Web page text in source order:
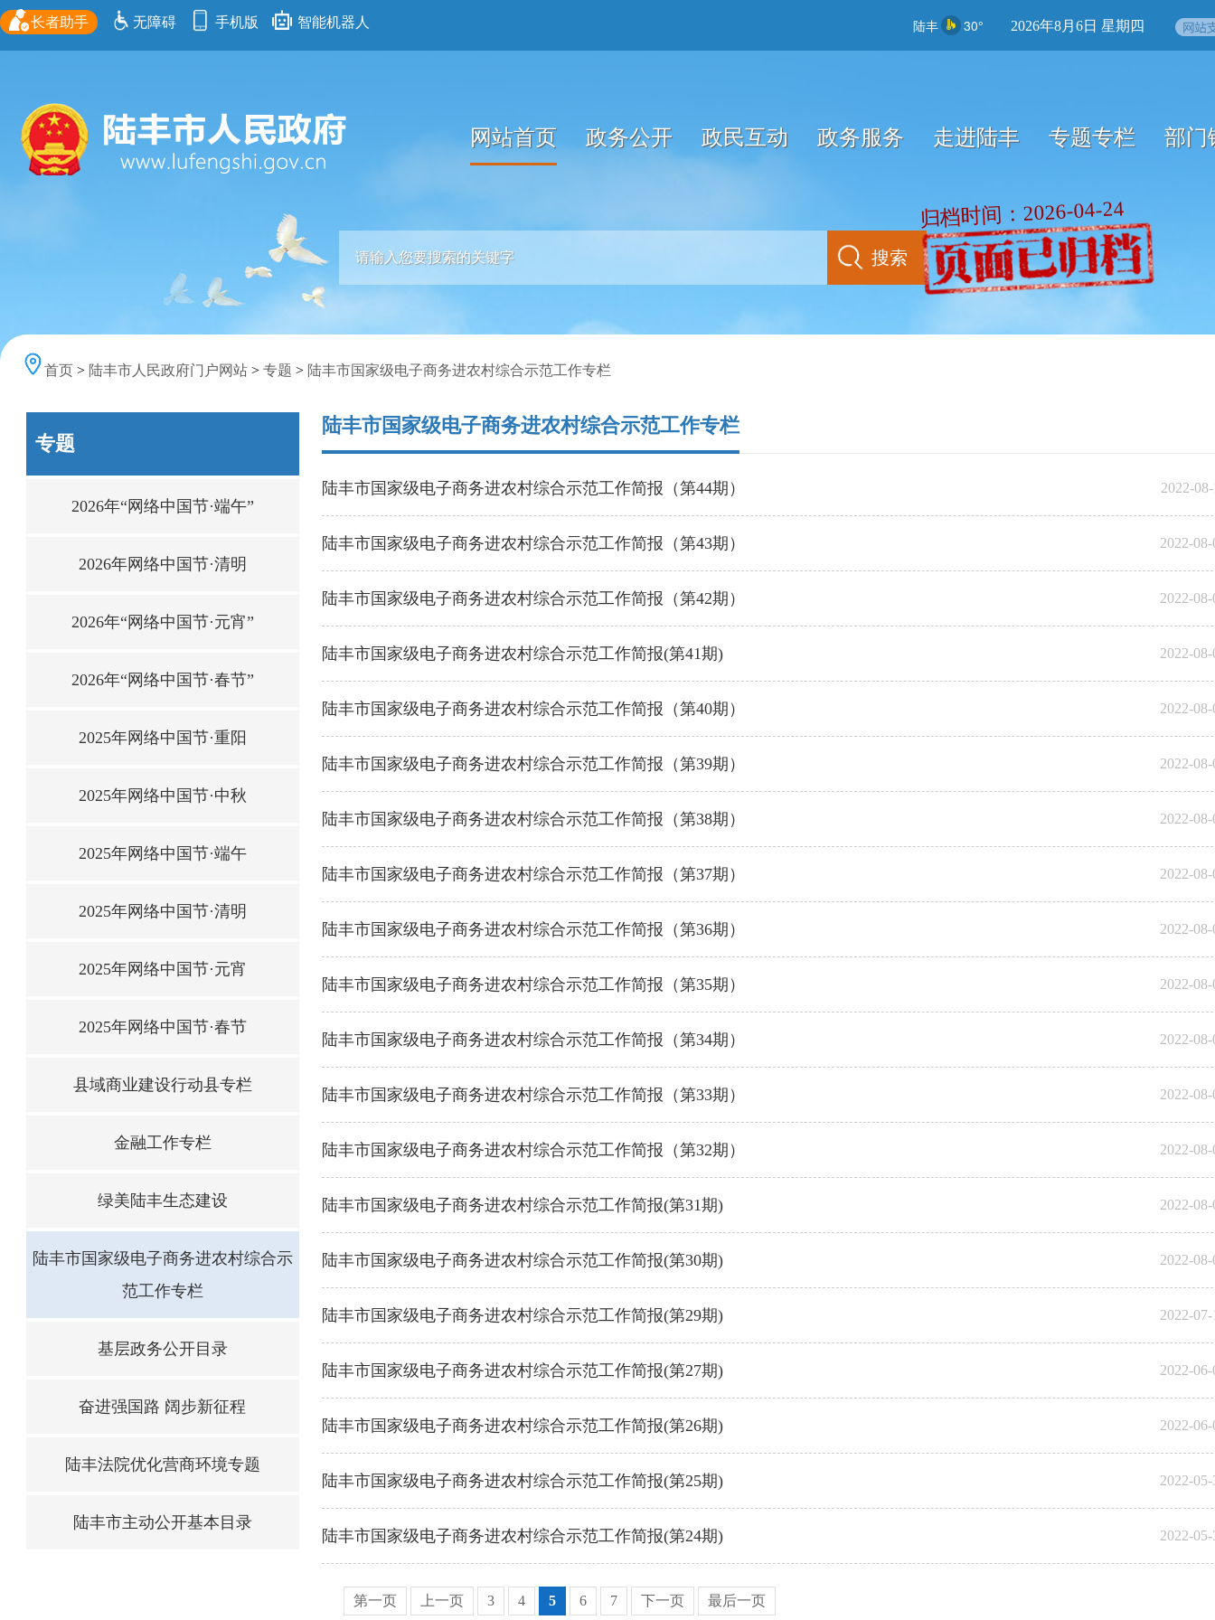
归档时间：2026-04-24
长者助手 无障碍 手机版 智能机器人 陆丰 30° 2026年8月6日 星期四
网站首页 政务公开 政民互动 政务服务 走进陆丰 专题专栏 部门
首页 > 陆丰市人民政府门户网站 > 专题 > 陆丰市国家级电子商务进农村综合示范工作专栏
专题
2026年“网络中国节·端午”
2026年网络中国节·清明
2026年“网络中国节·元宵”
2026年“网络中国节·春节”
2025年网络中国节·重阳
2025年网络中国节·中秋
2025年网络中国节·端午
2025年网络中国节·清明
2025年网络中国节·元宵
2025年网络中国节·春节
县域商业建设行动县专栏
金融工作专栏
绿美陆丰生态建设
陆丰市国家级电子商务进农村综合示
范工作专栏
基层政务公开目录
奋进强国路 阔步新征程
陆丰法院优化营商环境专题
陆丰市主动公开基本目录
陆丰市国家级电子商务进农村综合示范工作专栏
陆丰市国家级电子商务进农村综合示范工作简报（第44期） 2022-
陆丰市国家级电子商务进农村综合示范工作简报（第43期） 2022-
陆丰市国家级电子商务进农村综合示范工作简报（第42期） 2022-
陆丰市国家级电子商务进农村综合示范工作简报(第41期) 2022-
陆丰市国家级电子商务进农村综合示范工作简报（第40期） 2022-
陆丰市国家级电子商务进农村综合示范工作简报（第39期） 2022-
陆丰市国家级电子商务进农村综合示范工作简报（第38期） 2022-
陆丰市国家级电子商务进农村综合示范工作简报（第37期） 2022-
陆丰市国家级电子商务进农村综合示范工作简报（第36期） 2022-
陆丰市国家级电子商务进农村综合示范工作简报（第35期） 2022-
陆丰市国家级电子商务进农村综合示范工作简报（第34期） 2022-
陆丰市国家级电子商务进农村综合示范工作简报（第33期） 2022-
陆丰市国家级电子商务进农村综合示范工作简报（第32期） 2022-
陆丰市国家级电子商务进农村综合示范工作简报(第31期) 2022-
陆丰市国家级电子商务进农村综合示范工作简报(第30期) 2022-
陆丰市国家级电子商务进农村综合示范工作简报(第29期) 2022-
陆丰市国家级电子商务进农村综合示范工作简报(第27期) 2022-
陆丰市国家级电子商务进农村综合示范工作简报(第26期) 2022-
陆丰市国家级电子商务进农村综合示范工作简报(第25期) 2022-
陆丰市国家级电子商务进农村综合示范工作简报(第24期) 2022-
第一页 上一页 3 4 5 6 7 下一页 最后一页